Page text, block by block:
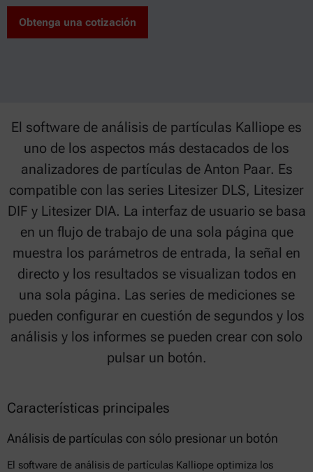
Obtenga una cotización
El software de análisis de partículas Kalliope es
uno de los aspectos más destacados de los
analizadores de partículas de Anton Paar. Es
compatible con las series Litesizer DLS, Litesizer
DIF y Litesizer DIA. La interfaz de usuario se basa
en un flujo de trabajo de una sola página que
muestra los parámetros de entrada, la señal en
directo y los resultados se visualizan todos en
una sola página. Las series de mediciones se
pueden configurar en cuestión de segundos y los
análisis y los informes se pueden crear con solo
pulsar un botón.
Características principales
Análisis de partículas con sólo presionar un botón
El software de análisis de partículas Kalliope optimiza los